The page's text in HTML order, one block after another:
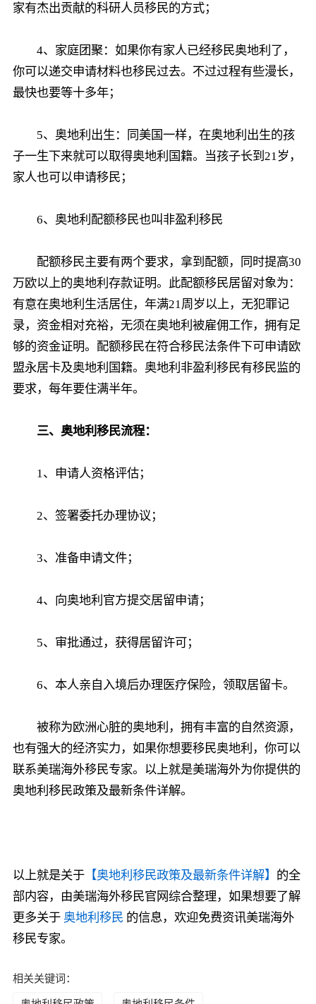
家有杰出贡献的科研人员移民的方式；
4、家庭团聚：如果你有家人已经移民奥地利了，
你可以递交申请材料也移民过去。不过过程有些漫长，
最快也要等十多年；
5、奥地利出生：同美国一样，在奥地利出生的孩
子一生下来就可以取得奥地利国籍。当孩子长到21岁，
家人也可以申请移民；
6、奥地利配额移民也叫非盈利移民
配额移民主要有两个要求，拿到配额，同时提高30
万欧以上的奥地利存款证明。此配额移民居留对象为：
有意在奥地利生活居住，年满21周岁以上，无犯罪记
录，资金相对充裕，无须在奥地利被雇佣工作，拥有足
够的资金证明。配额移民在符合移民法条件下可申请欧
盟永居卡及奥地利国籍。奥地利非盈利移民有移民监的
要求，每年要住满半年。
三、奥地利移民流程：
1、申请人资格评估；
2、签署委托办理协议；
3、准备申请文件；
4、向奥地利官方提交居留申请；
5、审批通过，获得居留许可；
6、本人亲自入境后办理医疗保险，领取居留卡。
被称为欧洲心脏的奥地利，拥有丰富的自然资源，
也有强大的经济实力，如果你想要移民奥地利，你可以
联系美瑞海外移民专家。以上就是美瑞海外为你提供的
奥地利移民政策及最新条件详解。
以上就是关于【奥地利移民政策及最新条件详解】 的全
部内容，由美瑞海外移民官网综合整理，如果想要了解
更多关于 奥地利移民 的信息，欢迎免费资讯美瑞海外
移民专家。
相关关键词：